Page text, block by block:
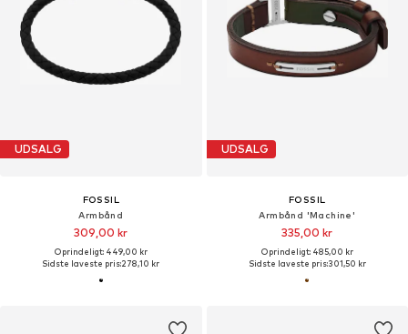
UDSALG
FOSSIL
Armbånd
309,00 kr
Oprindeligt: 449,00 kr
Sidste laveste pris:278,10 kr
UDSALG
FOSSIL
Armbånd 'Machine'
335,00 kr
Oprindeligt: 485,00 kr
Sidste laveste pris:301,50 kr